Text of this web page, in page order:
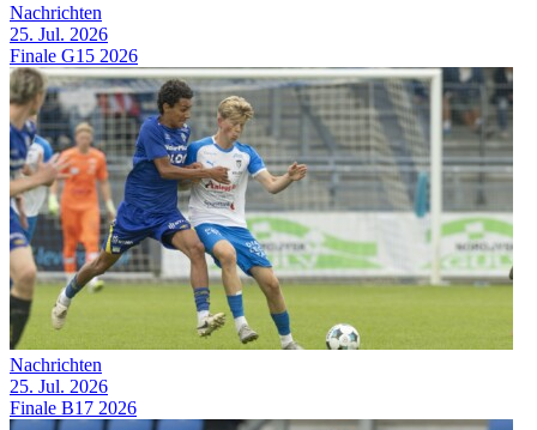
Nachrichten
25. Jul. 2026
Finale G15 2026
Nachrichten
25. Jul. 2026
Finale B17 2026